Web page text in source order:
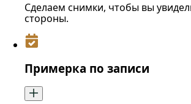
Сделаем снимки, чтобы вы
стороны.
Примерка по записи